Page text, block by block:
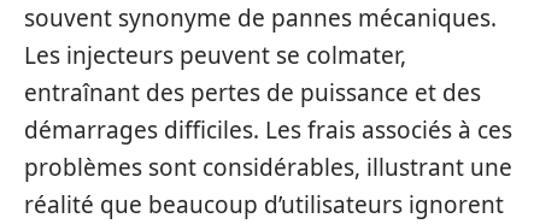
souvent synonyme de pannes mécaniques.
Les injecteurs peuvent se colmater,
entraînant des pertes de puissance et des
démarrages difficiles. Les frais associés à ces
problèmes sont considérables, illustrant une
réalité que beaucoup d’utilisateurs ignorent